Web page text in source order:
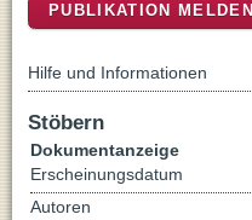
PUBLIKATION MELDEN
Hilfe und Informationen
Stöbern
Dokumentanzeige
Erscheinungsdatum
Autoren